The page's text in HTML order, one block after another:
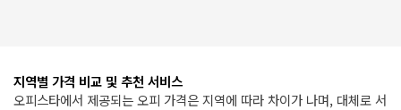
지역별 가격 비교 및 추천 서비스
오피스타에서 제공되는 오피 가격은 지역에 따라 차이가 나며, 대체로 서